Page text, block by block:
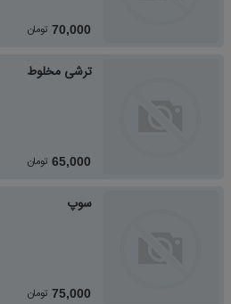
70,000 تومان
ترشی مخلوط
65,000 تومان
سوپ
75,000 تومان